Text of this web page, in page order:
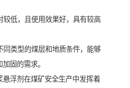
较低，且使用效果好，具有较高
同类型的煤层和地质条件，能够
固的需求。
悬浮剂在煤矿安全生产中发挥着